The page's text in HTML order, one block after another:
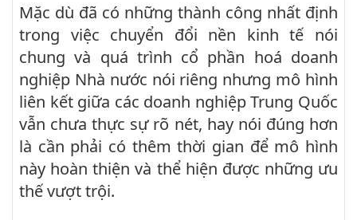
Mặc dù đã có những thành công nhất định
trong việc chuyển đổi nền kinh tế nói
chung và quá trình cổ phần hoá doanh
nghiệp Nhà nước nói riêng nhưng mô hình
liên kết giữa các doanh nghiệp Trung Quốc
vẫn chưa thực sự rõ nét, hay nói đúng hơn
là cần phải có thêm thời gian để mô hình
này hoàn thiện và thể hiện được những ưu
thế vượt trội.